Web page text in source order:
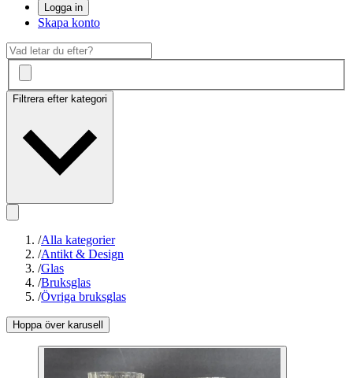
Logga in
Skapa konto
Filtrera efter kategori
/Alla kategorier
/Antikt & Design
/Glas
/Bruksglas
/Övriga bruksglas
Hoppa över karusell